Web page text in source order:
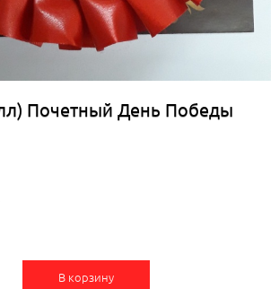
Почетный День Победы
В корзину